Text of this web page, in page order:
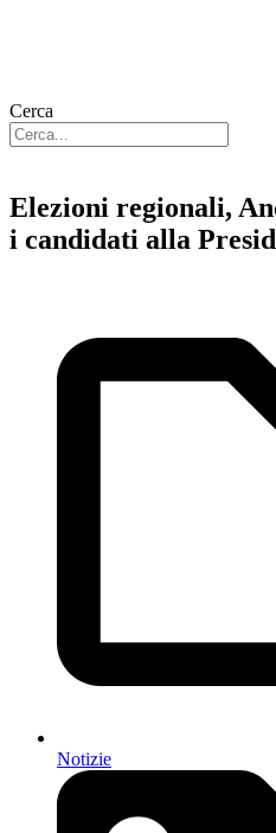
Cerca
Elezioni regionali,
i candidati alla
Notizie